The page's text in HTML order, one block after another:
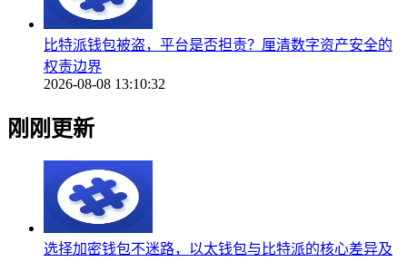
比特派钱包被盗，平台是否担责？厘清数字资产安全的
权责边界
2026-08-08 13:10:32
刚刚更新
选择加密钱包不迷路，以太钱包与比特派的核心差异及